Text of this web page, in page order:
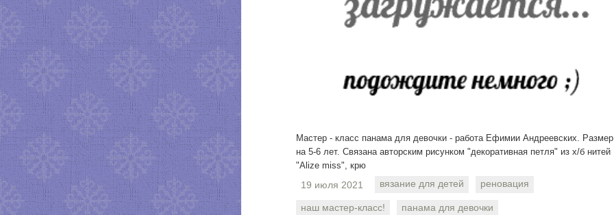
Мастер - класс панама для девочки - работа Ефимии Андреевских. Размер
на 5-6 лет. Связана авторским рисунком "декоративная петля" из х/б нитей
"Alize miss", крю
19 июля 2021 вязание для детей реновация
наш мастер-класс! панама для девочки